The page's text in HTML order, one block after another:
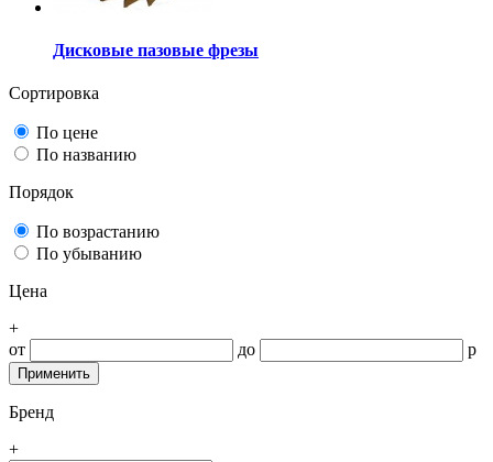
Дисковые пазовые фрезы
Сортировка
По цене
По названию
Порядок
По возрастанию
По убыванию
Цена
+
от
до р
Бренд
+